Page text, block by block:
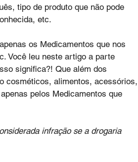
tipo de produto que não pode
etc.
os Medicamentos que nos
Você leu neste artigo a parte
significa?! Que além dos
cosméticos, alimentos, acessórios,
pelos Medicamentos que
infração se a drogaria